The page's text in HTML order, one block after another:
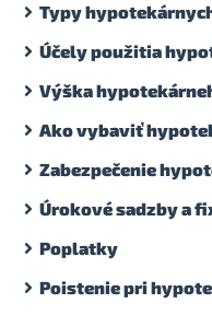
Typy
Účely použitia
Výška
Ako vybaviť
Zabezpečenie
Úrokové sadzby a
Poplatky
Poistenie pri